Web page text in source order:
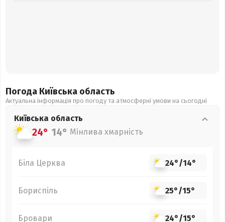
Погода Київська область
Актуальна інформація про погоду та атмосферні умови на сьогодні
Київська область
24° 14° Мінлива хмарність
Біла Церква 24°/14°
Бориспіль 25°/15°
Бровари 24°/15°